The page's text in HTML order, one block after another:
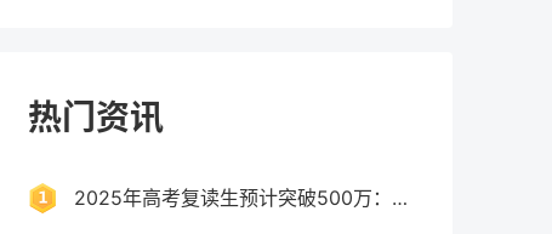
热门资讯
2025年高考复读生预计突破500万：一场教育内卷的深层博弈